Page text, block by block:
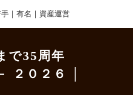
｜有名｜資産運営
で35周年
２０２６ │